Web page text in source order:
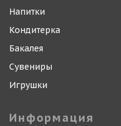
Напитки
Кондитерка
Бакалея
Сувениры
Игрушки
Информация